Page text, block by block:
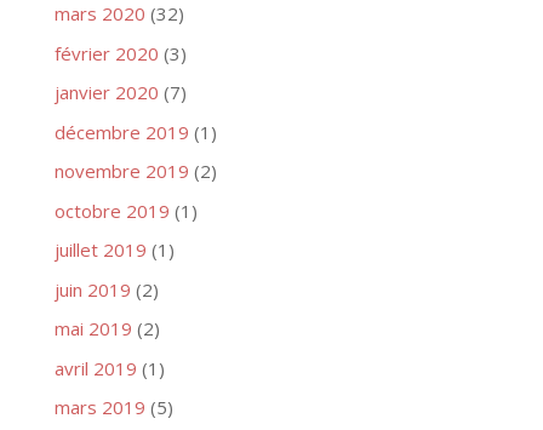
mars 2020 (32)
février 2020 (3)
janvier 2020 (7)
décembre 2019 (1)
novembre 2019 (2)
octobre 2019 (1)
juillet 2019 (1)
juin 2019 (2)
mai 2019 (2)
avril 2019 (1)
mars 2019 (5)